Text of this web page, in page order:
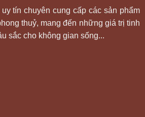
tín chuyên cung cấp các sản phẩm
thuỷ, mang đến những giá trị tinh
sắc cho không gian sống...